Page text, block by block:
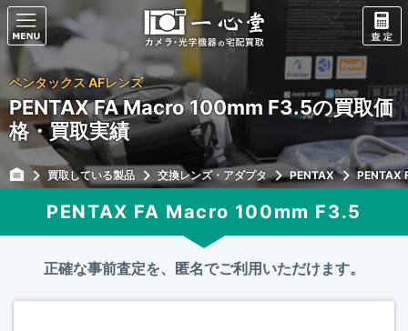
ペンタックス AFレンズ
PENTAX FA Macro 100mm F3.5の買取価
格・買取実績
買取している製品 交換レンズ・アダプタ PENTAX PENTAX
PENTAX FA Macro 100mm F3.5
正確な事前査定を、匿名でご利用いただけます。